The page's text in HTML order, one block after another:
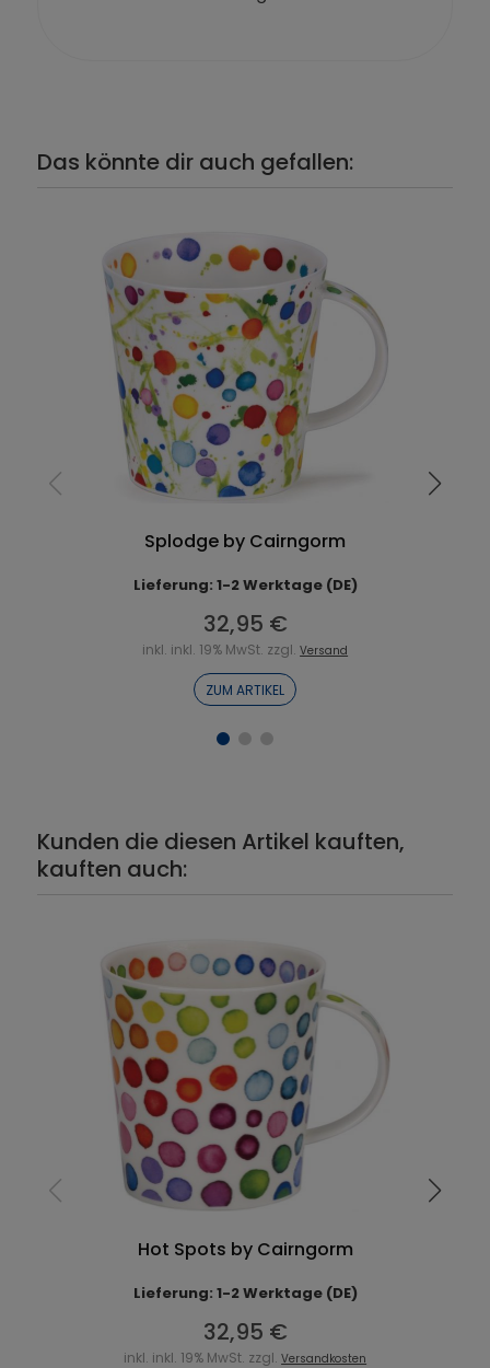
Das könnte dir auch gefallen:
Splodge by Cairngorm
Lieferung: 1-2 Werktage (DE)
32,95 €
inkl. inkl. 19% MwSt. zzgl.Versand
ZUM ARTIKEL
Kunden die diesen Artikel kauften,
kauften auch:
Hot Spots by Cairngorm
Lieferung: 1-2 Werktage (DE)
32,95 €
inkl. inkl. 19% MwSt. zzgl.Versandkosten